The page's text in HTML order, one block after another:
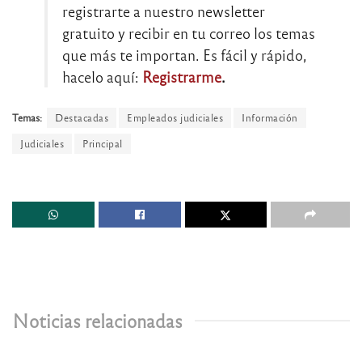
registrarte a nuestro newsletter
gratuito y recibir en tu correo los temas
que más te importan. Es fácil y rápido,
hacelo aquí: Registrarme.
Temas: Destacadas Empleados judiciales
Información
Judiciales
Principal
Noticias relacionadas